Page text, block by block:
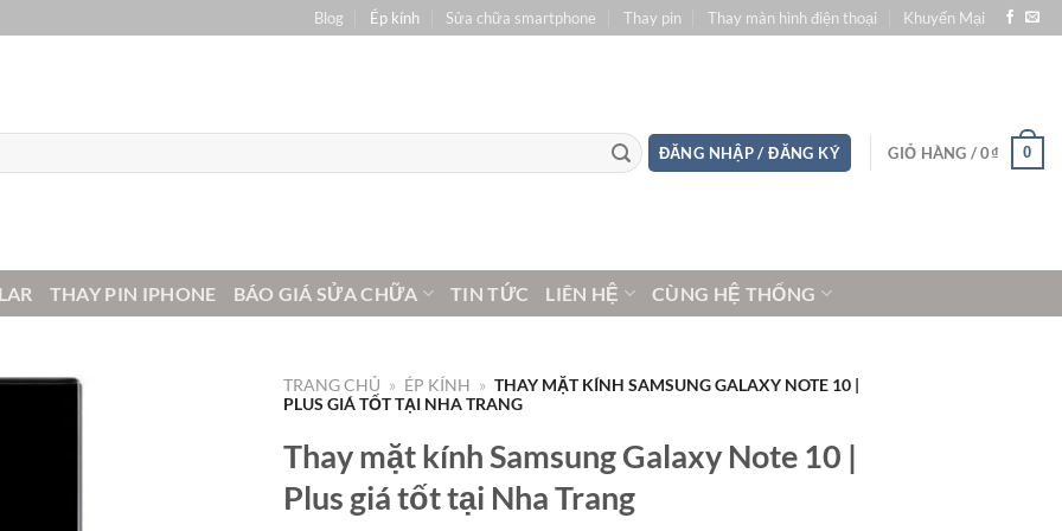
Blog Ép kính Sửa chữa smartphone Thay pin Thay màn hình điện thoại Khuyến Mại
ĐĂNG NHẬP / ĐĂNG KÝ GIỎ HÀNG /0₫ 0
THAY PIN IPHONE BÁO GIÁ SỬA CHỮA TIN TỨC LIÊN HỆ CÙNG HỆ THỐNG
TRANG CHỦ » ÉP KÍNH » THAY MẶT KÍNH SAMSUNG GALAXY NOTE 10 |
PLUS GIÁ TỐT TẠI NHA TRANG
Thay mặt kính Samsung Galaxy Note 10 |
Plus giá tốt tại Nha Trang